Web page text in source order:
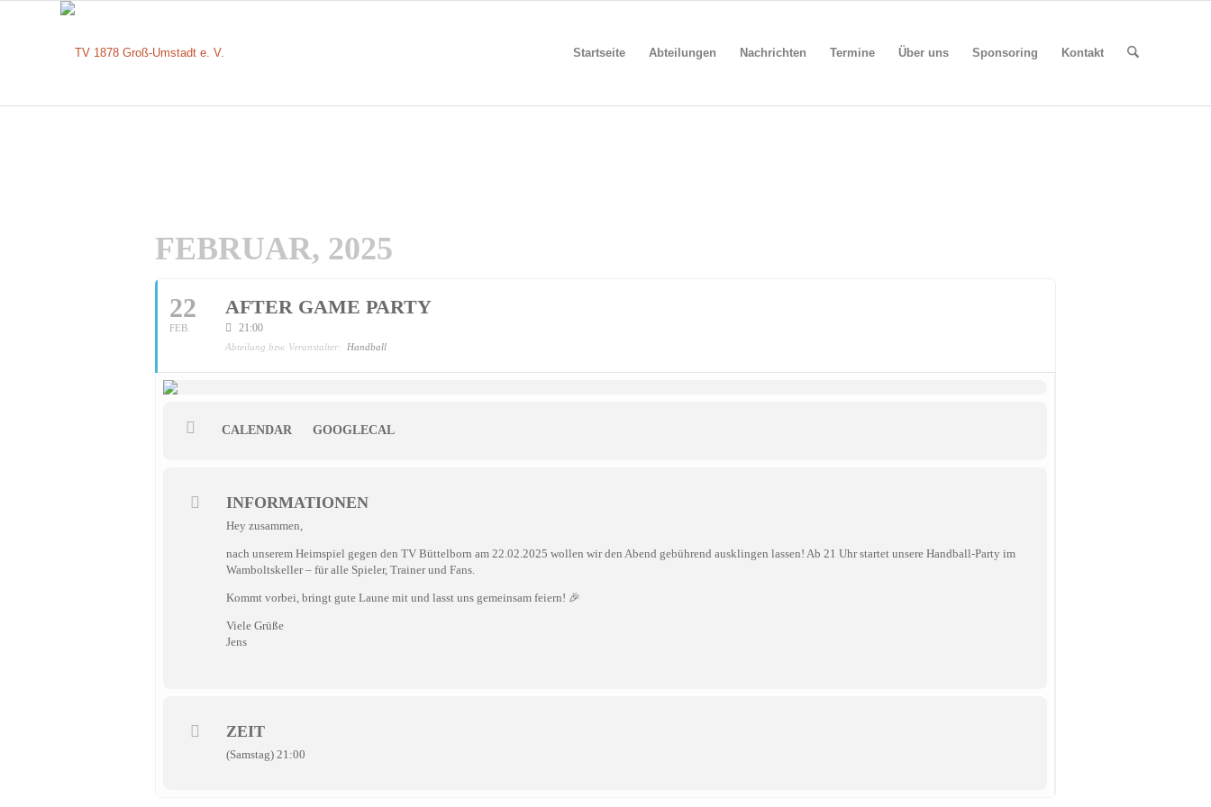
Startseite Abteilungen Nachrichten Termine Über uns Sponsoring Kontakt
FEBRUAR, 2025
22
FEB.
AFTER GAME PARTY
21:00
Abteilung bzw. Veranstalter: Handball
CALENDAR GOOGLECAL
INFORMATIONEN
Hey zusammen,
nach unserem Heimspiel gegen den TV Büttelborn am 22.02.2025 wollen wir den Abend gebührend ausklingen lassen! Ab 21 Uhr startet unsere Handball-Party im
Wamboltskeller – für alle Spieler, Trainer und Fans.
Kommt vorbei, bringt gute Laune mit und lasst uns gemeinsam feiern! 🎉
Viele Grüße
Jens
ZEIT
(Samstag) 21:00